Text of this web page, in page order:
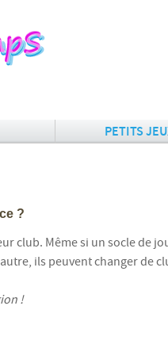
PETITS
?
club. Même si un socle de
ils peuvent changer de
!